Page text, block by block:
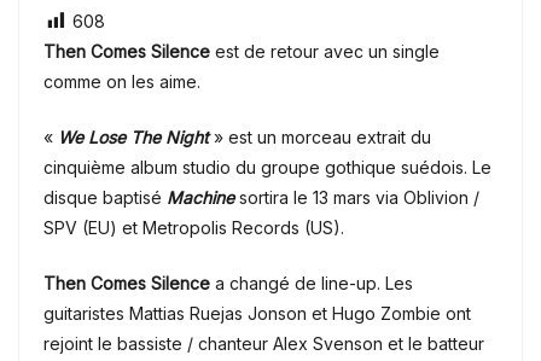
608
Then Comes Silence est de retour avec un single
comme on les aime.
« We Lose The Night» est un morceau extrait du
cinquième album studio du groupe gothique suédois. Le
disque baptisé Machinesortira le 13 mars via Oblivion /
SPV (EU) et Metropolis Records (US).
Then Comes Silence a changé de line-up. Les
guitaristes Mattias Ruejas Jonson et Hugo Zombie ont
rejoint le bassiste / chanteur Alex Svenson et le batteur